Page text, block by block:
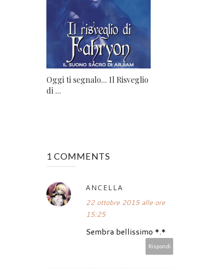
Oggi ti segnalo... Il Risveglio
di ...
1 COMMENTS
ANCELLA
22 ottobre 2015 alle ore
15:25
Sembra bellissimo *.*
Rispondi